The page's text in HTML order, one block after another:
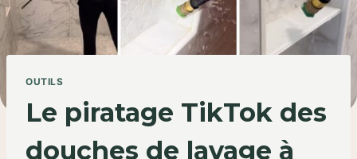
OUTILS
Le piratage TikTok des
douches de lavage à